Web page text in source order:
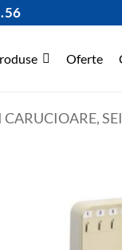
Oferte
CARUCIOARE,